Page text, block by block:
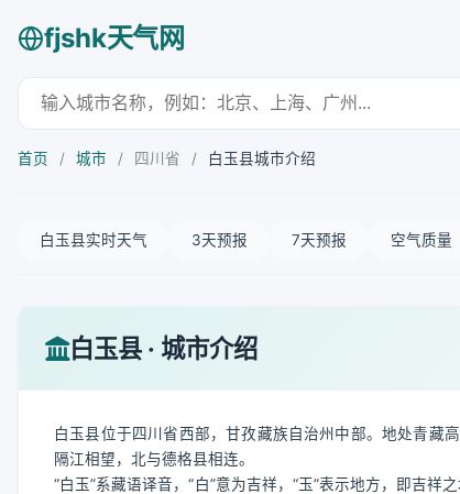
fjshk天气网
首页 / 城市 / 四川省 / 白玉县城市介绍
白玉县实时天气 3天预报 7天预报 空气质量
白玉县 · 城市介绍
白玉县位于四川省西部，甘孜藏族自治州中部。地处青藏
隔江相望，北与德格县相连。
“白玉”系藏语译音，“白”意为吉祥，“玉”表示地方，即吉